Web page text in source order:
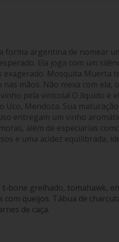
forma argentina de nomear
Ela joga com um
exagerado. Mosquita Muerta
mãos. Não mexa com ela,
pela vinícola! O líquido é
Uco, Mendoza. Sua
entregam um vinho
além de especiarias
e uma acidez equilibrada,
t-bone grelhado, tomahawk,
com queijos. Tábua de
de caça.